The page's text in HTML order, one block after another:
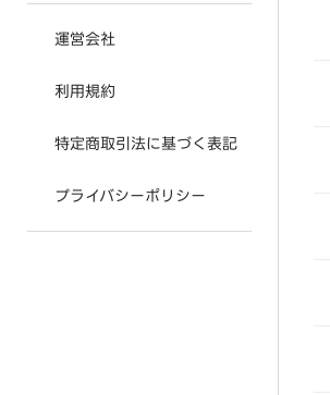
運営会社
利用規約
特定商取引法に基づく表記
プライバシーポリシー